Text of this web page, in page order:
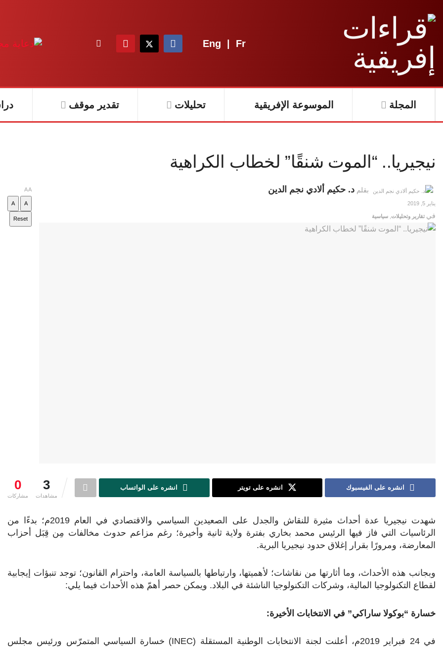
Eng | Fr
المجلة الموسوعة الإفريقية تحليلات تقدير موقف
نيجيريا.. “الموت شنقًا” لخطاب الكراهية
بقلمد. حكيم ألادي نجم الدين
يناير 5, 2019
في تقارير وتحليلات سياسية
AA
A
A
Reset
0
مشاركات
3
مشاهدات
انشره على الفيسبوك انشره على تويتر انشره على الواتساب
شهدت نيجيريا عدة أحداث مثيرة للنقاش والجدل على الصعيدين السياسي والاقتصادي في العام 2019م؛ بدءًا من
الرئاسيات التي فاز فيها الرئيس محمد بخاري بفترة ولاية ثانية وأخيرة؛ رغم مزاعم حدوث مخالفات مِن قِبَل أحزاب
المعارضة، ومرورًا بقرار إغلاق حدود نيجيريا البرية.
وبجانب هذه الأحداث، وما أثارتها من نقاشات؛ لأهميتها، وارتباطها بالسياسة العامة، واحترام القانون؛ توجد تنبؤات إيجابية
لقطاع التكنولوجيا المالية، وشركات التكنولوجيا الناشئة في البلاد. ويمكن حصر أهمّ هذه الأحداث فيما يلي:
خسارة “بوكولا ساراكي” في الانتخابات الأخيرة:
في 24 فبراير 2019م، أعلنت لجنة الانتخابات الوطنية المستقلة ( INEC) خسارة السياسي المتمرّس ورئيس مجلس